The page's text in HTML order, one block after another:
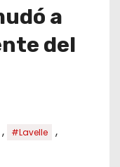
a
del
, #Lavelle ,